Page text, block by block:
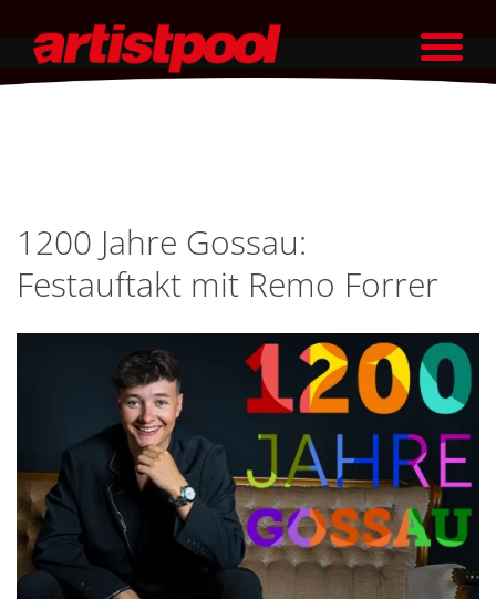
1200 Jahre Gossau:
Festauftakt mit Remo Forrer